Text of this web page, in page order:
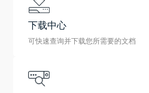
下载中心
可快速查询并下载您所需要的文档